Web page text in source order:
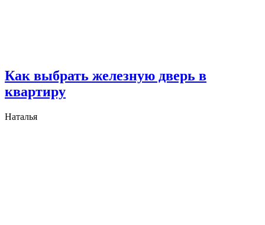
Как выбрать железную дверь в
квартиру
Наталья